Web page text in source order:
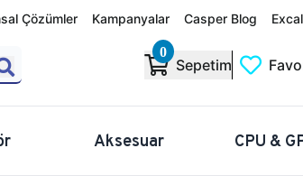
Çözümler Kampanyalar Casper Blog
0
Sepetim
Aksesuar CPU &